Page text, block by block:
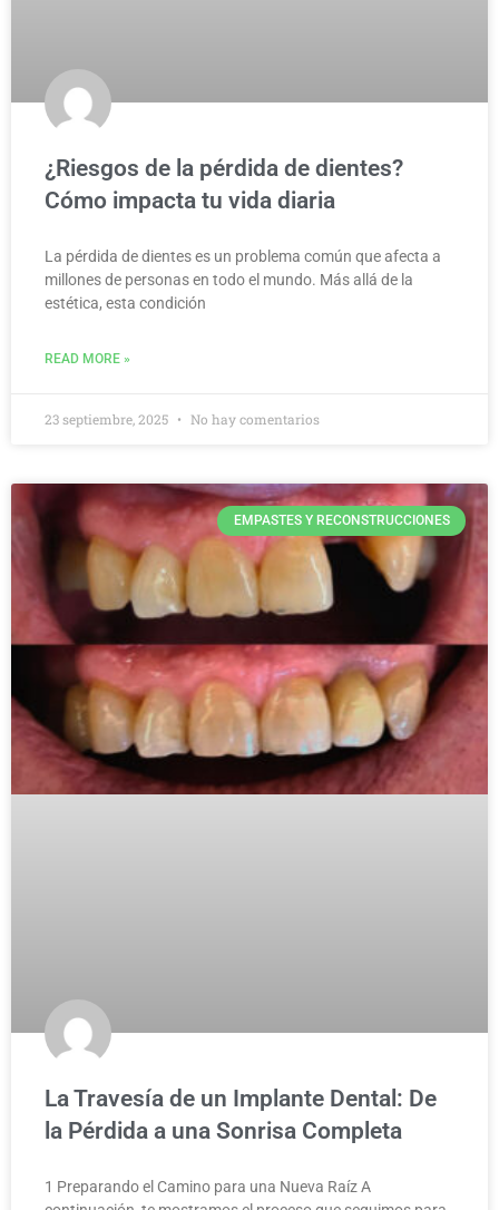
¿Riesgos de la pérdida de dientes?
Cómo impacta tu vida diaria
La pérdida de dientes es un problema común que afecta a
millones de personas en todo el mundo. Más allá de la
estética, esta condición
READ MORE »
23 septiembre, 2025 No hay comentarios
EMPASTES Y RECONSTRUCCIONES
La Travesía de un Implante Dental: De
la Pérdida a una Sonrisa Completa
1 Preparando el Camino para una Nueva Raíz A